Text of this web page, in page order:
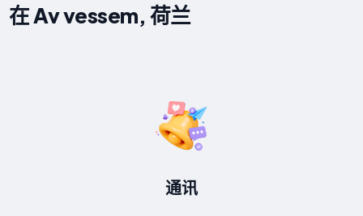
在 Av vessem, 荷兰
通讯